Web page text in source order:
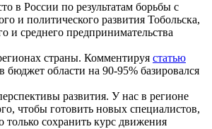
в России по результатам борьбы с
и политического развития Тобольска,
и среднего предпринимательства
страны. Комментируя статью
бюджет области на 90-95% базировался
развития. У нас в регионе
чтобы готовить новых специалистов,
только сохранить курс движения